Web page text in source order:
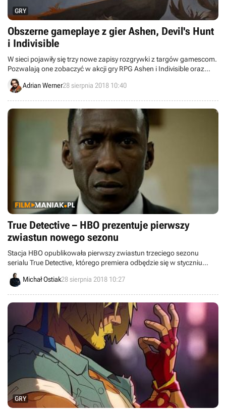
GRY
Obszerne gameplaye z gier Ashen, Devil's Hunt
i Indivisible
W sieci pojawiły się trzy nowe zapisy rozgrywki z targów gamescom.
Pozwalają one zobaczyć w akcji gry RPG Ashen i Indivisible oraz
polską produkcję Devil’s Hunt.
Adrian Werner28 sierpnia 2018 10:40
True Detective – HBO prezentuje pierwszy
zwiastun nowego sezonu
Stacja HBO opublikowała pierwszy zwiastun trzeciego sezonu
serialu True Detective, którego premiera odbędzie się w styczniu
2019 roku.
Michał Ostiak28 sierpnia 2018 10:27
GRY